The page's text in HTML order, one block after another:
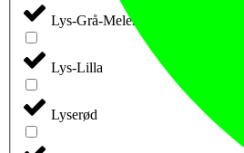
Lys-Grå-Meleret
Lys-Lilla
Lyserød